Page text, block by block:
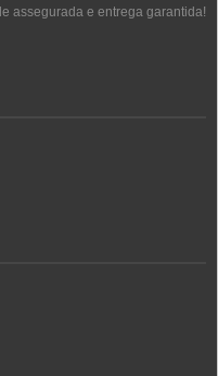
assegurada e entrega garantida!